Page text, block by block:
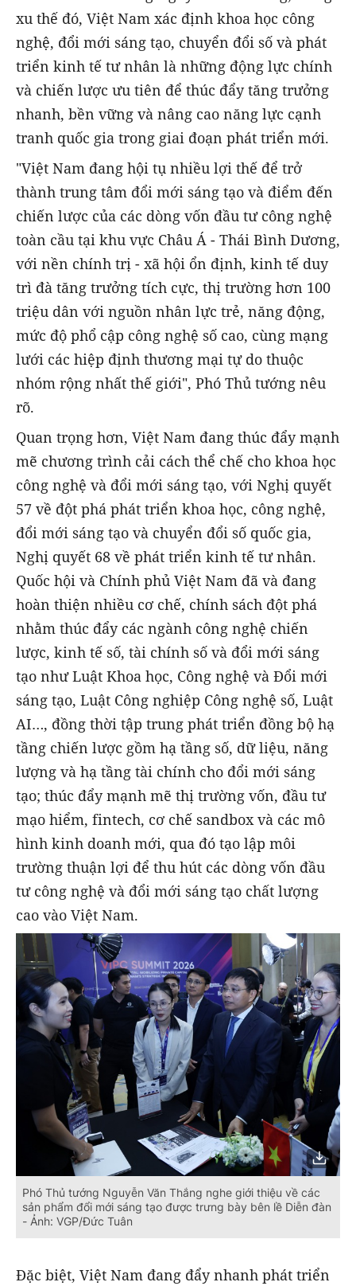
xu thế đó, Việt Nam xác định khoa học công
nghệ, đổi mới sáng tạo, chuyển đổi số và phát
triển kinh tế tư nhân là những động lực chính
và chiến lược ưu tiên để thúc đẩy tăng trưởng
nhanh, bền vững và nâng cao năng lực cạnh
tranh quốc gia trong giai đoạn phát triển mới.
"Việt Nam đang hội tụ nhiều lợi thế để trở
thành trung tâm đổi mới sáng tạo và điểm đến
chiến lược của các dòng vốn đầu tư công nghệ
toàn cầu tại khu vực Châu Á - Thái Bình Dương,
với nền chính trị - xã hội ổn định, kinh tế duy
trì đà tăng trưởng tích cực, thị trường hơn 100
triệu dân với nguồn nhân lực trẻ, năng động,
mức độ phổ cập công nghệ số cao, cùng mạng
lưới các hiệp định thương mại tự do thuộc
nhóm rộng nhất thế giới", Phó Thủ tướng nêu
rõ.
Quan trọng hơn, Việt Nam đang thúc đẩy mạnh
mẽ chương trình cải cách thể chế cho khoa học
công nghệ và đổi mới sáng tạo, với Nghị quyết
57 về đột phá phát triển khoa học, công nghệ,
đổi mới sáng tạo và chuyển đổi số quốc gia,
Nghị quyết 68 về phát triển kinh tế tư nhân.
Quốc hội và Chính phủ Việt Nam đã và đang
hoàn thiện nhiều cơ chế, chính sách đột phá
nhằm thúc đẩy các ngành công nghệ chiến
lược, kinh tế số, tài chính số và đổi mới sáng
tạo như Luật Khoa học, Công nghệ và Đổi mới
sáng tạo, Luật Công nghiệp Công nghệ số, Luật
AI…, đồng thời tập trung phát triển đồng bộ hạ
tầng chiến lược gồm hạ tầng số, dữ liệu, năng
lượng và hạ tầng tài chính cho đổi mới sáng
tạo; thúc đẩy mạnh mẽ thị trường vốn, đầu tư
mạo hiểm, fintech, cơ chế sandbox và các mô
hình kinh doanh mới, qua đó tạo lập môi
trường thuận lợi để thu hút các dòng vốn đầu
tư công nghệ và đổi mới sáng tạo chất lượng
cao vào Việt Nam.
Phó Thủ tướng Nguyễn Văn Thắng nghe giới thiệu về các
sản phẩm đổi mới sáng tạo được trưng bày bên lề Diễn đàn
- Ảnh: VGP/Đức Tuân
Đặc biệt, Việt Nam đang đẩy nhanh phát triển